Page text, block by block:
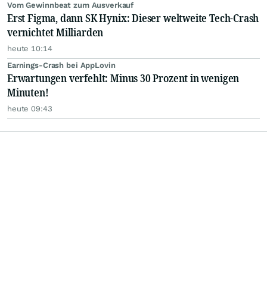
Vom Gewinnbeat zum Ausverkauf
Erst Figma, dann SK Hynix: Dieser weltweite Tech-Crash
vernichtet Milliarden
heute 10:14
Earnings-Crash bei AppLovin
Erwartungen verfehlt: Minus 30 Prozent in wenigen
Minuten!
heute 09:43